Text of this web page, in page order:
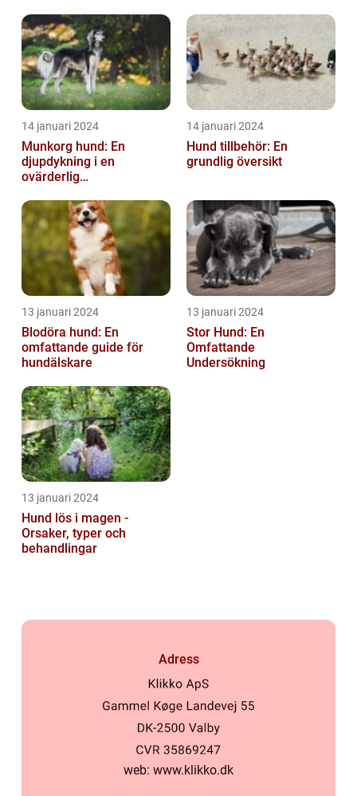
14 januari 2024
Munkorg hund: En
djupdykning i en
ovärderlig
14 januari 2024
Hund tillbehör: En
grundlig översikt
13 januari 2024
Blodöra hund: En
omfattande guide för
hundälskare
13 januari 2024
Stor Hund: En
Omfattande
Undersökning
13 januari 2024
Hund lös i magen -
Orsaker, typer och
behandlingar
Adress
web: www.klikko.dk